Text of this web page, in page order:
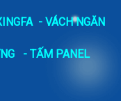
- VÁCH NGĂN
- TẤM PANEL